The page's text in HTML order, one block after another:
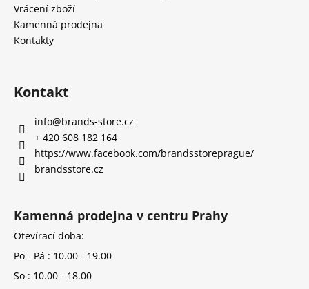
Vrácení zboží
Kamenná prodejna
Kontakty
Kontakt
info@brands-store.cz
+ 420 608 182 164
https://www.facebook.com/brandsstoreprague/
brandsstore.cz
Kamenná prodejna v centru Prahy
Otevírací doba:
Po - Pá : 10.00 - 19.00
So : 10.00 - 18.00